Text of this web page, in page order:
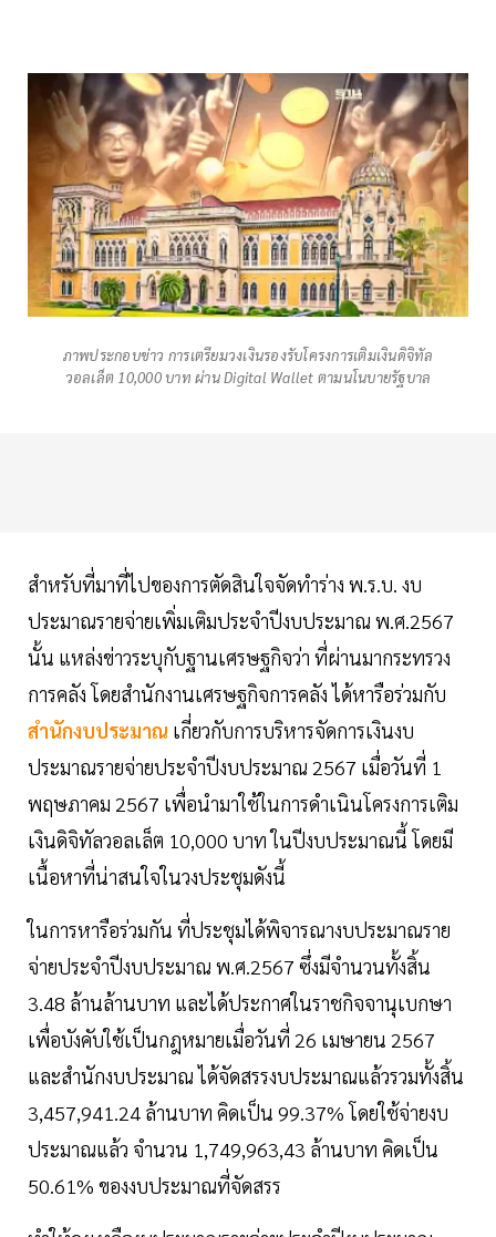
ภาพประกอบข่าว การเตรียมวงเงินรองรับโครงการเติมเงินดิจิทัล
วอลเล็ต 10,000 บาท ผ่าน Digital Wallet ตามนโนบายรัฐบาล
สำหรับที่มาที่ไปของการตัดสินใจจัดทำร่าง พ.ร.บ. งบ
ประมาณรายจ่ายเพิ่มเติมประจำปีงบประมาณ พ.ศ.2567
นั้น แหล่งข่าวระบุกับฐานเศรษฐกิจว่า ที่ผ่านมากระทรวง
การคลัง โดยสำนักงานเศรษฐกิจการคลัง ได้หารือร่วมกับ
สำนักงบประมาณ เกี่ยวกับการบริหารจัดการเงินงบ
ประมาณรายจ่ายประจำปีงบประมาณ 2567 เมื่อวันที่ 1
พฤษภาคม 2567 เพื่อนำมาใช้ในการดำเนินโครงการเติม
เงินดิจิทัลวอลเล็ต 10,000 บาท ในปีงบประมาณนี้ โดยมี
เนื้อหาที่น่าสนใจในวงประชุมดังนี้
ในการหารือร่วมกัน ที่ประชุมได้พิจารณางบประมาณราย
จ่ายประจำปีงบประมาณ พ.ศ.2567 ซึ่งมีจำนวนทั้งสิ้น
3.48 ล้านล้านบาท และได้ประกาศในราชกิจจานุเบกษา
เพื่อบังคับใช้เป็นกฎหมายเมื่อวันที่ 26 เมษายน 2567
และสำนักงบประมาณ ได้จัดสรรงบประมาณแล้วรวมทั้งสิ้น
3,457,941.24 ล้านบาท คิดเป็น 99.37% โดยใช้จ่ายงบ
ประมาณแล้ว จำนวน 1,749,963,43 ล้านบาท คิดเป็น
50.61% ของงบประมาณที่จัดสรร